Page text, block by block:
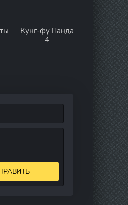
Кунг-фу Панда
4